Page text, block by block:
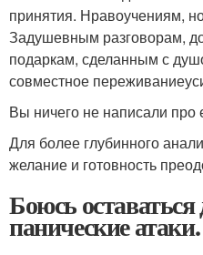
принятия. Нравоучениям,
Задушевным разговорам,
подаркам, сделанным с
совместное
Вы ничего не написали про
Для более глубинного
желание и готовность
Боюсь оставаться
панические